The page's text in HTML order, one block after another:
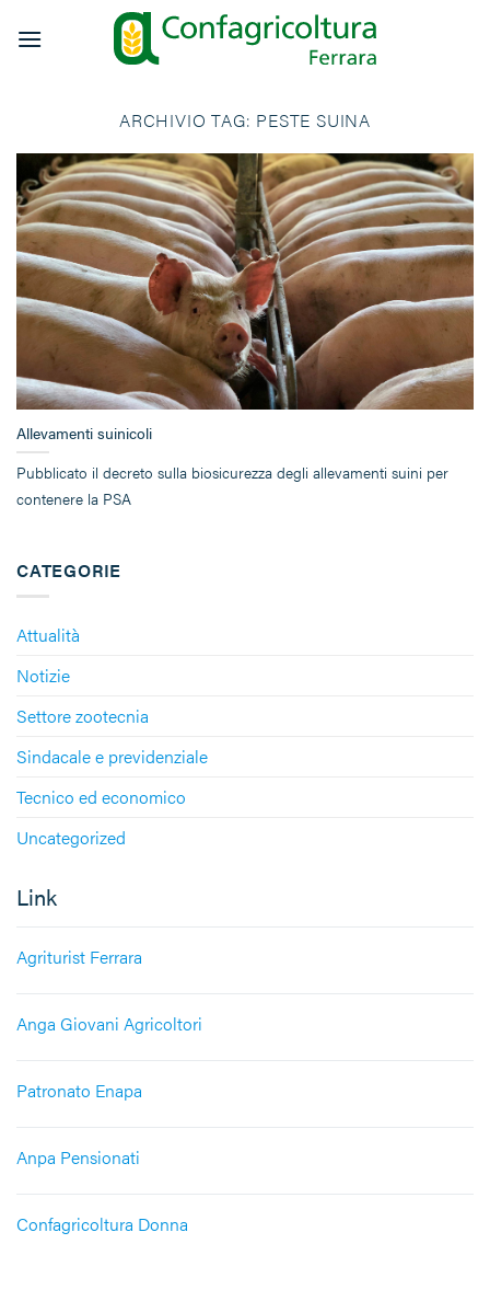
ARCHIVIO TAG: PESTE SUINA
CATEGORIE
Attualità
Notizie
Settore zootecnia
Sindacale e previdenziale
Tecnico ed economico
Uncategorized
Link
Agriturist Ferrara
Anga Giovani Agricoltori
Patronato Enapa
Anpa Pensionati
Confagricoltura Donna
Allevamenti suinicoli
Pubblicato il decreto sulla biosicurezza degli allevamenti suini per
contenere la PSA